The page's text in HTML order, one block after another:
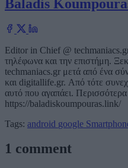
Baladis
Editor in Chief @
τηλέφωνα και την επιστήμη.
techmaniacs.gr μετά από ένα
και digitallife.gr. Από τότε
αυτό που αγαπάει.
https://baladiskoumpouras.link/
Tags: android google
1 comment